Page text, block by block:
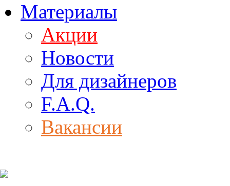
Материалы
Акции
Новости
Для дизайнеров
F.A.Q.
Вакансии